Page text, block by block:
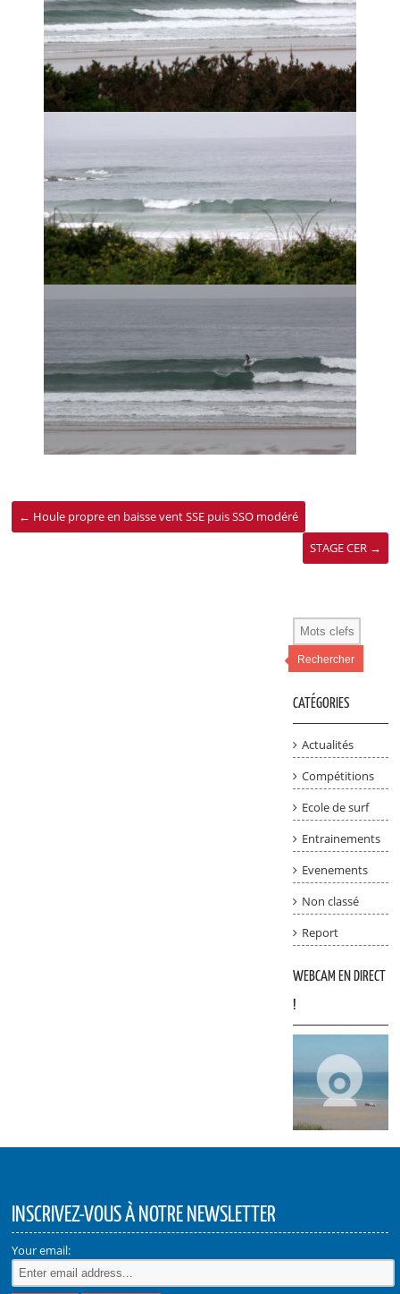
← Houle propre en baisse vent SSE puis SSO modéré
STAGE CER →
Rechercher
CATÉGORIES
Actualités
Compétitions
Ecole de surf
Entrainements
Evenements
Non classé
Report
WEBCAM EN DIRECT
!
INSCRIVEZ-VOUS À NOTRE NEWSLETTER
Your email: